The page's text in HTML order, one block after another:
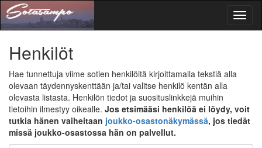
Henkilöt
Hae tunnettuja viime sotien henkilöitä kirjoittamalla tekstiä alla
olevaan täydennyskenttään ja/tai valitse henkilö kentän alla
olevasta listasta. Henkilön tiedot ja suosituslinkkejä muihin
tietoihin ilmestyy oikealle. Jos etsimääsi henkilöä ei löydy, voit
tutkia hänen vaiheitaan joukko-osastonäkymässä, jos tiedät
missä joukko-osastossa hän on palvellut.